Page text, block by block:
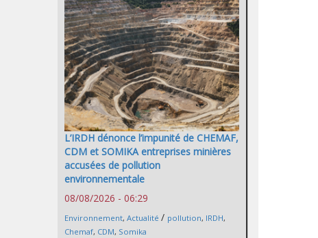
L’IRDH dénonce l’impunité de CHEMAF,
CDM et SOMIKA entreprises minières
accusées de pollution
environnementale
08/08/2026 - 06:29
Environnement, Actualité / pollution, IRDH,
Chemaf, CDM, Somika